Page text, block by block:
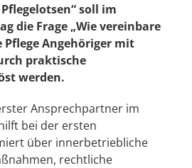
soll im
die Frage „Wie vereinbare
Angehöriger mit
praktische
werden.
Ansprechpartner im
bei der ersten
über innerbetriebliche
rechtliche